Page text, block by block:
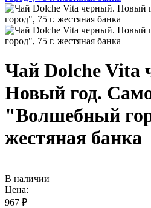
Чай Dolche Vita
Новый год.
"Волшебный
жестяная банка
В наличии
Цена:
967 ₽